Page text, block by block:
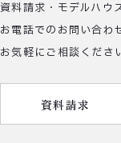
資料請求・モデルハウ
お電話でのお問い合わ
お気軽にご相談くださ
資料請求